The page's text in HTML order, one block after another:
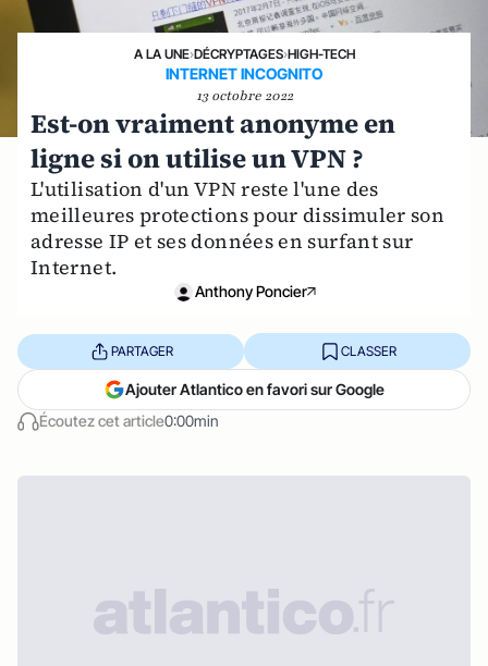
A LA UNE›DÉCRYPTAGES›HIGH-TECH
INTERNET INCOGNITO
13 octobre 2022
Est-on vraiment anonyme en
ligne si on utilise un VPN ?
L'utilisation d'un VPN reste l'une des
meilleures protections pour dissimuler son
adresse IP et ses données en surfant sur
Internet.
Anthony Poncier
Écoutez cet article0:00min
PARTAGER CLASSER
Ajouter Atlantico en favori sur Google